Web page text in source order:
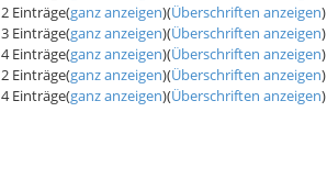
2 Einträge(ganz anzeigen)(Überschriften anzeigen)
3 Einträge(ganz anzeigen)(Überschriften anzeigen)
4 Einträge(ganz anzeigen)(Überschriften anzeigen)
2 Einträge(ganz anzeigen)(Überschriften anzeigen)
4 Einträge(ganz anzeigen)(Überschriften anzeigen)